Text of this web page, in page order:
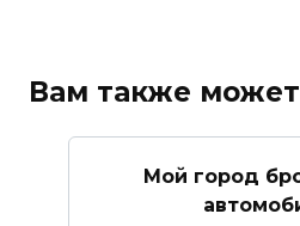
Вам также
Мой город